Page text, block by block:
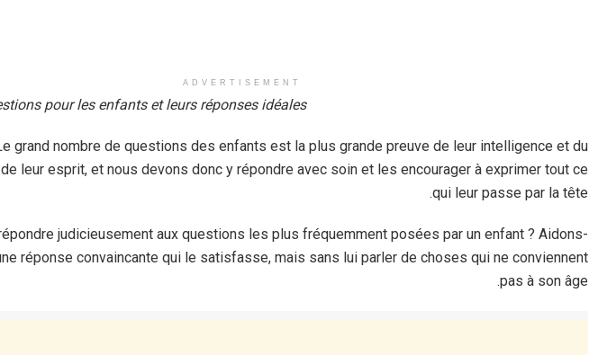
ADVERTISEMENT
pour les enfants et leurs réponses idéales
grand nombre de questions des enfants est la plus grande preuve de leur intelligence et du
leur esprit, et nous devons donc y répondre avec soin et les encourager à exprimer tout ce
qui leur passe par la tête.
judicieusement aux questions les plus fréquemment posées par un enfant ? Aidons-
réponse convaincante qui le satisfasse, mais sans lui parler de choses qui ne conviennent
pas à son âge.